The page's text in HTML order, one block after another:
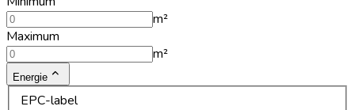
m²
Maximum
m²
Energie
EPC-label